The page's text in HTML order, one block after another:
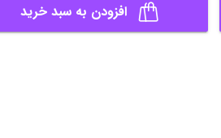
افزودن به سبد خرید